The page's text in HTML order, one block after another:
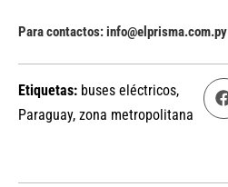
Para contactos: info@elprisma.com.py
Etiquetas: buses eléctricos,
Paraguay, zona metropolitana